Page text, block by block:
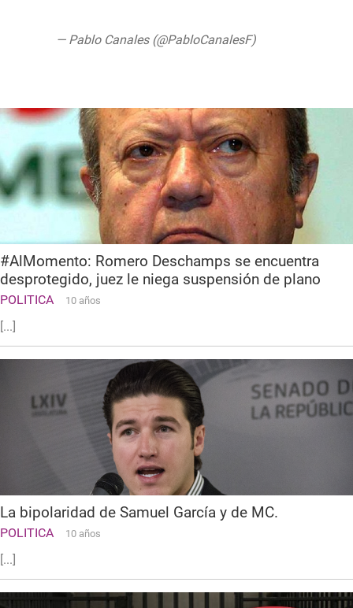
— Pablo Canales (@PabloCanalesF)
#AlMomento: Romero Deschamps se encuentra
desprotegido, juez le niega suspensión de plano
POLITICA 10 años
[...]
La bipolaridad de Samuel García y de MC.
POLITICA 10 años
[...]